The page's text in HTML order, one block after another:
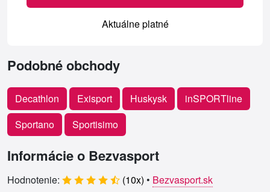
Aktuálne platné
Podobné obchody
Decathlon Exisport Huskysk
inSPORTline
Sportano
Sportisimo
Informácie o Bezvasport
Hodnotenie: (10x) • Bezvasport.sk